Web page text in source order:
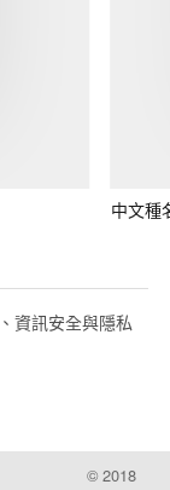
中文種
資訊安全與隱私
© 2018